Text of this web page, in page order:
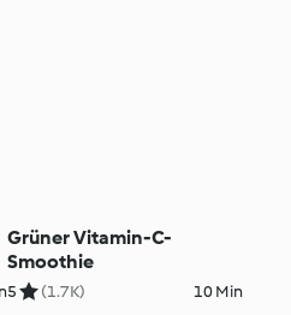
Grüner Vitamin-C-
Smoothie
5 (1.7K) 10 Min